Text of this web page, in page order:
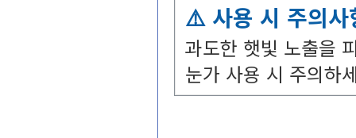
⚠️사용시주의사
과도한햇빛노출을
눈가사용시주의하